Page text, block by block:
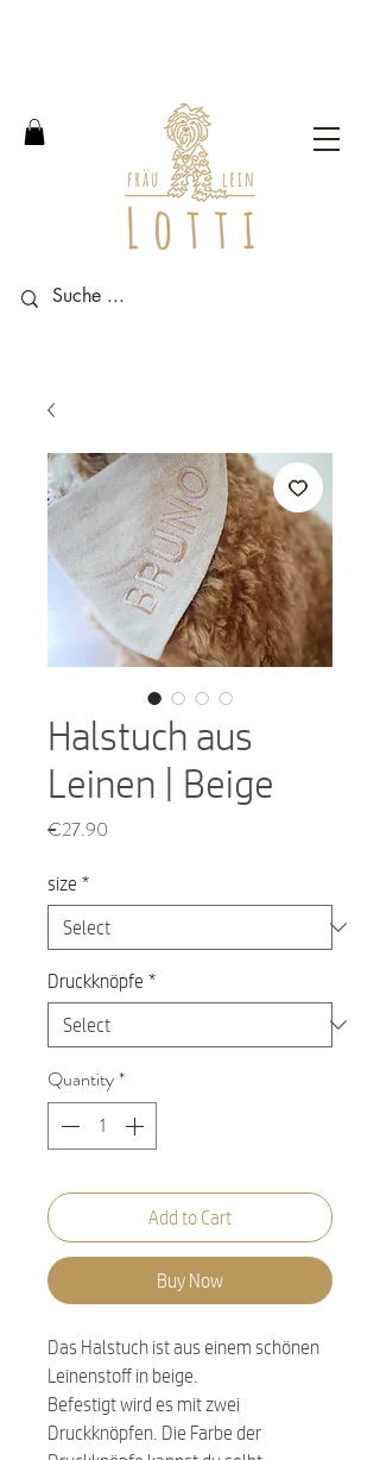
Halstuch aus
Leinen | Beige
€27.90
size *
Druckknöpfe *
Quantity*
Add to Cart
Buy Now
Das Halstuch ist aus einem schönen
Leinenstoff in beige.
Befestigt wird es mit zwei
Druckknöpfen. Die Farbe der